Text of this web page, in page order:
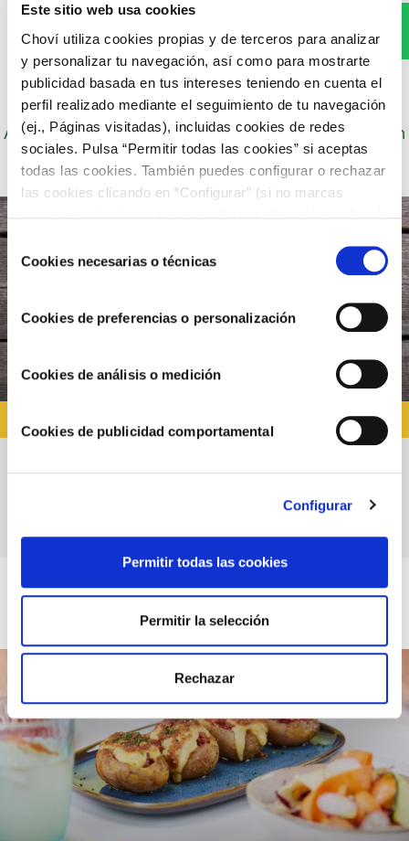
Este sitio web usa cookies
Choví utiliza cookies propias y de terceros para analizar
y personalizar tu navegación, así como para mostrarte
publicidad basada en tus intereses teniendo en cuenta el
perfil realizado mediante el seguimiento de tu navegación
(ej., Páginas visitadas), incluidas cookies de redes
sociales. Pulsa “Permitir todas las cookies” si aceptas
todas las cookies. También puedes configurar o rechazar
las cookies clicando en “Configurar” (si no marcas
COOKIES.
Selección
de
consentimiento
Cookies necesarias o técnicas
Cookies de preferencias o personalización
Cookies de análisis o medición
Cookies de publicidad comportamental
Configurar
Permitir todas las cookies
Permitir la selección
Rechazar
WhatsApp
Autor: Cocineros de Choví, expertos en recetas con
salsas para el disfrute.